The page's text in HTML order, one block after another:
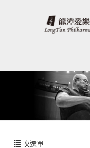
次選單